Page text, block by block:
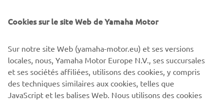
pouvez le faire depuis votre compte
confidentialité.
Cookies sur le site Web de Yamaha Motor
Sur notre site Web (yamaha-motor.eu) et ses versions
locales, nous, Yamaha Motor Europe N.V., ses succursales
et ses sociétés affiliées, utilisons des cookies, y compris
des techniques similaires aux cookies, telles que
JavaScript et les balises Web. Nous utilisons des cookies